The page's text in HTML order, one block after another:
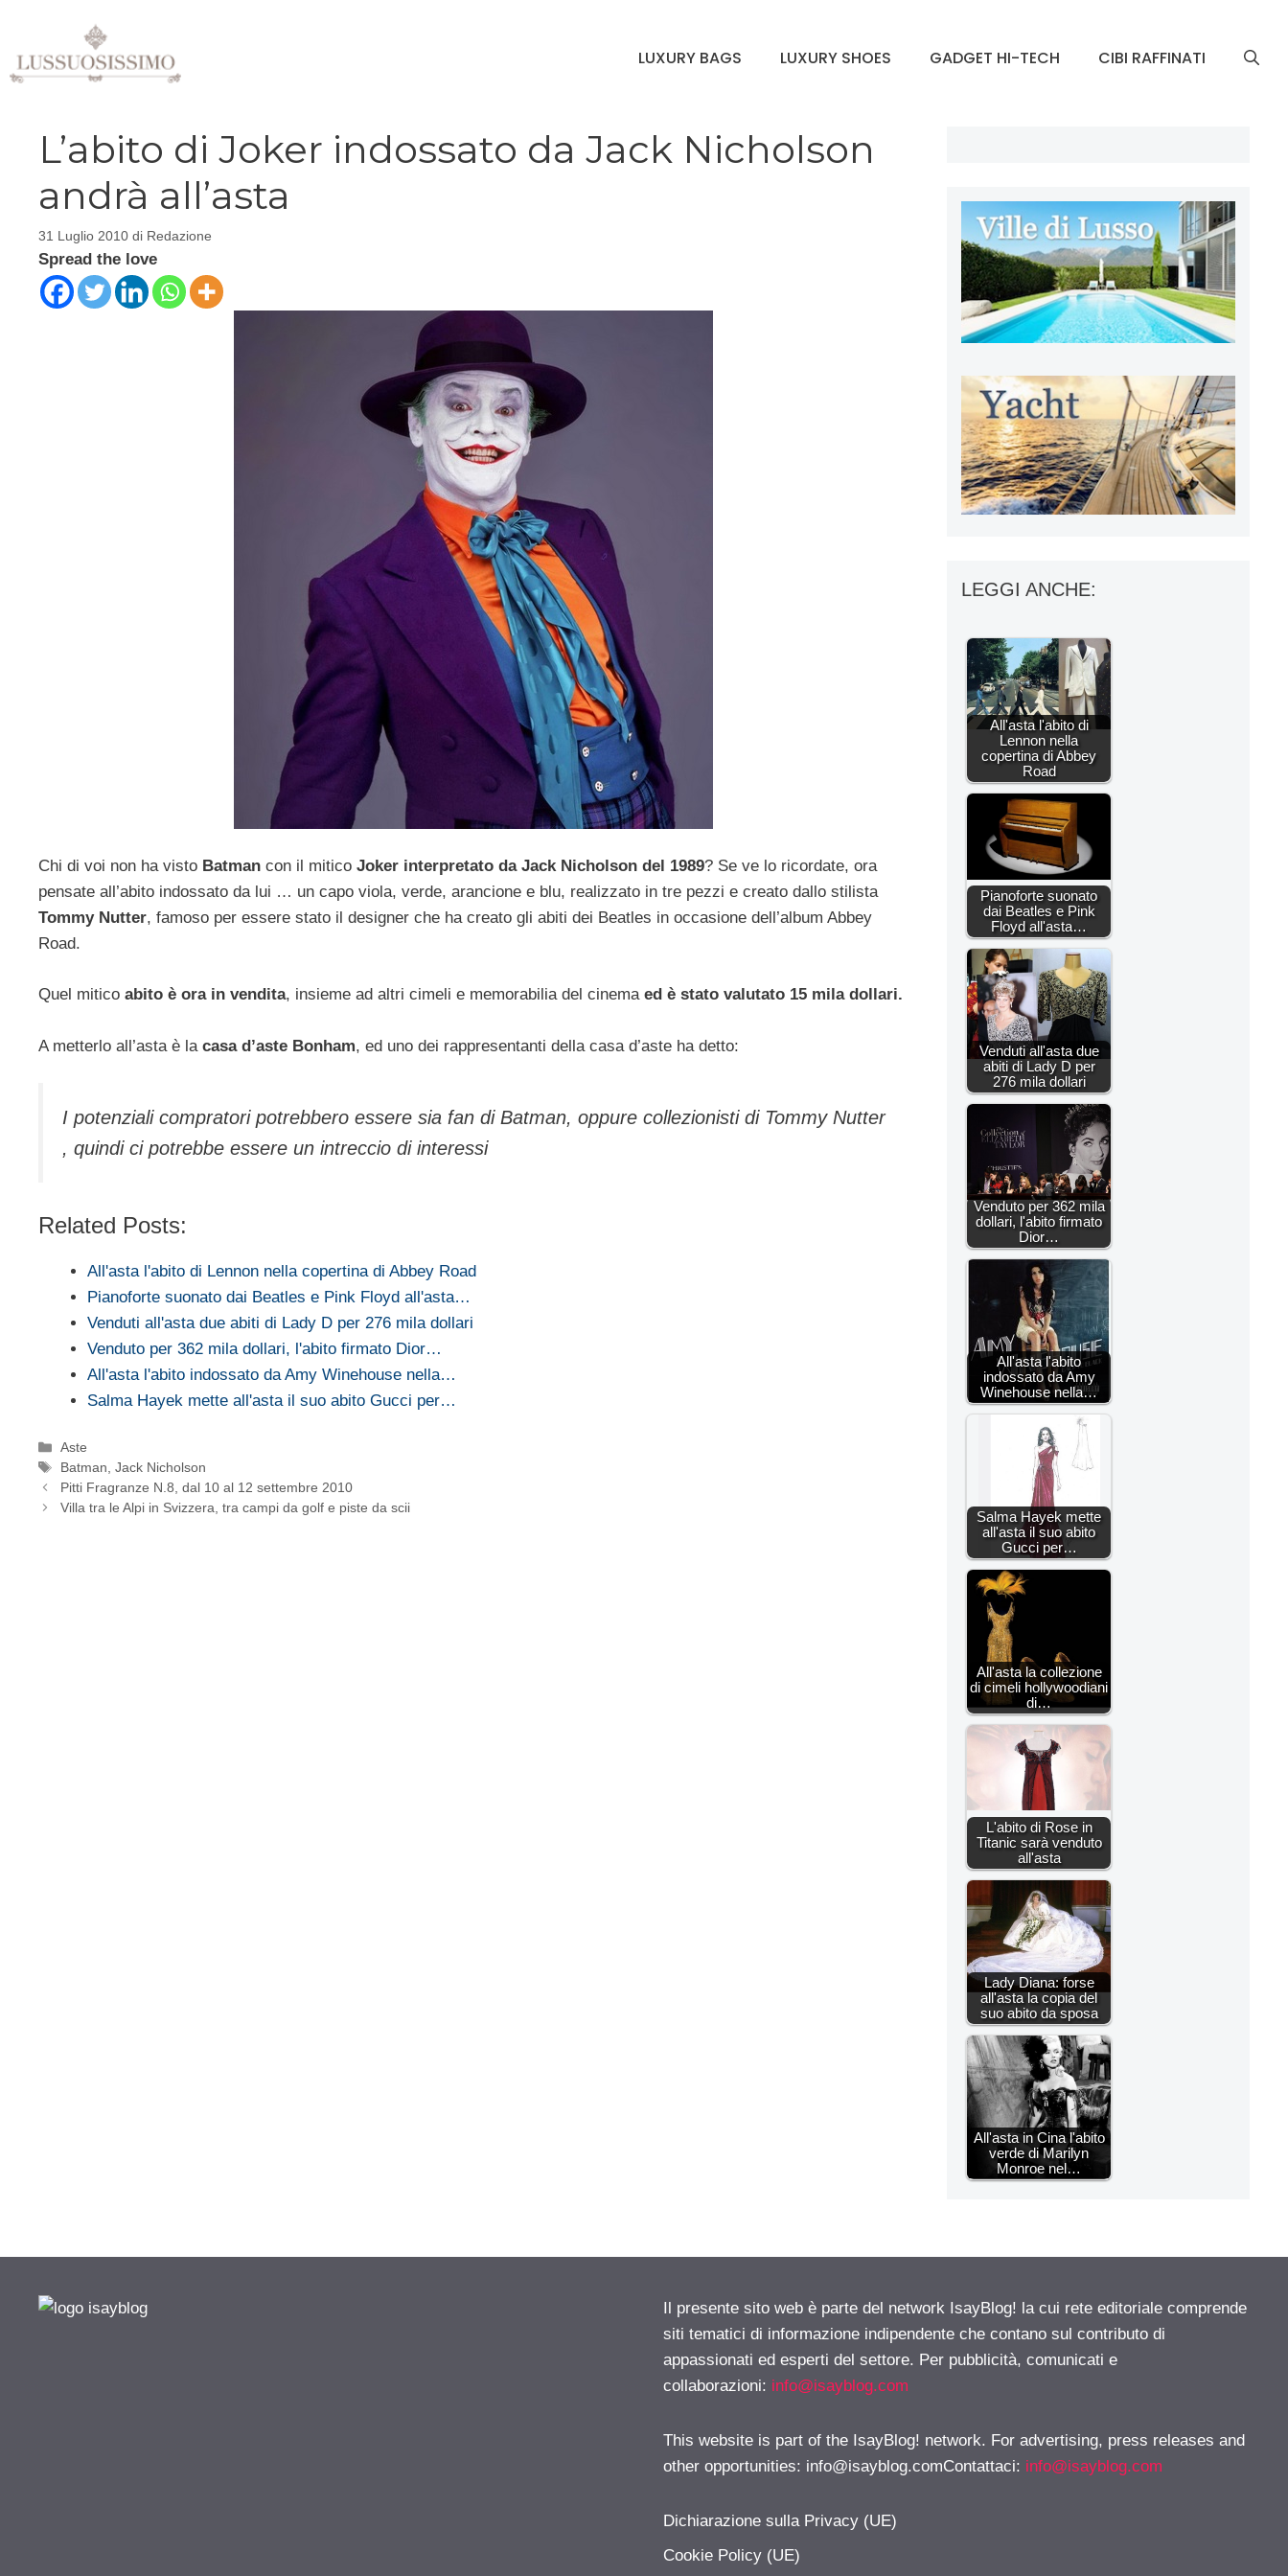
contenuto
LUXURY BAGS LUXURY SHOES GADGET HI-TECH CIBI RAFFINATI
L’abito di Joker indossato da Jack Nicholson
andrà all’asta
31 Luglio 2010 di Redazione
Spread the love
Chi di voi non ha visto Batman con il mitico Joker interpretato da Jack Nicholson del 1989? Se ve lo ricordate, ora
pensate all’abito indossato da lui … un capo viola, verde, arancione e blu, realizzato in tre pezzi e creato dallo stilista
Tommy Nutter, famoso per essere stato il designer che ha creato gli abiti dei Beatles in occasione dell’album Abbey
Road.
Quel mitico abito è ora in vendita, insieme ad altri cimeli e memorabilia del cinema ed è stato valutato 15 mila dollari.
A metterlo all’asta è la casa d’aste Bonham, ed uno dei rappresentanti della casa d’aste ha detto:
I potenziali compratori potrebbero essere sia fan di Batman, oppure collezionisti di Tommy Nutter
, quindi ci potrebbe essere un intreccio di interessi
Related Posts:
All'asta l'abito di Lennon nella copertina di Abbey Road
Pianoforte suonato dai Beatles e Pink Floyd all'asta…
Venduti all'asta due abiti di Lady D per 276 mila dollari
Venduto per 362 mila dollari, l'abito firmato Dior…
All'asta l'abito indossato da Amy Winehouse nella…
Salma Hayek mette all'asta il suo abito Gucci per…
Categorie
Aste
Tag
Batman ,Jack Nicholson
Pitti Fragranze N.8, dal 10 al 12 settembre 2010
Villa tra le Alpi in Svizzera, tra campi da golf e piste da scii
LEGGI ANCHE:
All'asta l'abito di
Lennon nella
copertina di Abbey
Road
Pianoforte suonato
dai Beatles e Pink
Floyd all'asta…
Venduti all'asta due
abiti di Lady D per
276 mila dollari
Venduto per 362 mila
dollari, l'abito firmato
Dior…
All'asta l'abito
indossato da Amy
Winehouse nella…
Salma Hayek mette
all'asta il suo abito
Gucci per…
All'asta la collezione
di cimeli hollywoodiani
di…
L'abito di Rose in
Titanic sarà venduto
all'asta
Lady Diana: forse
all'asta la copia del
suo abito da sposa
All'asta in Cina l'abito
verde di Marilyn
Monroe nel…
Il presente sito web è parte del network IsayBlog! la cui rete editoriale comprende
siti tematici di informazione indipendente che contano sul contributo di
appassionati ed esperti del settore. Per pubblicità, comunicati e
collaborazioni: info@isayblog.com
This website is part of the IsayBlog! network. For advertising, press releases and
other opportunities: info@isayblog.comContattaci: info@isayblog.com
Dichiarazione sulla Privacy (UE)
Cookie Policy (UE)